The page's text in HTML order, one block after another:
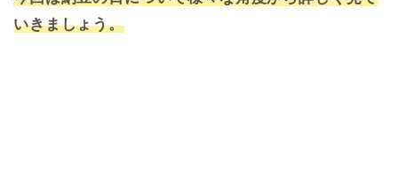
いきましょう。